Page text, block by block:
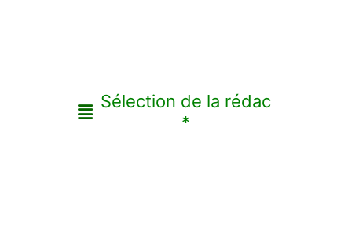
Sélection de la rédac
*